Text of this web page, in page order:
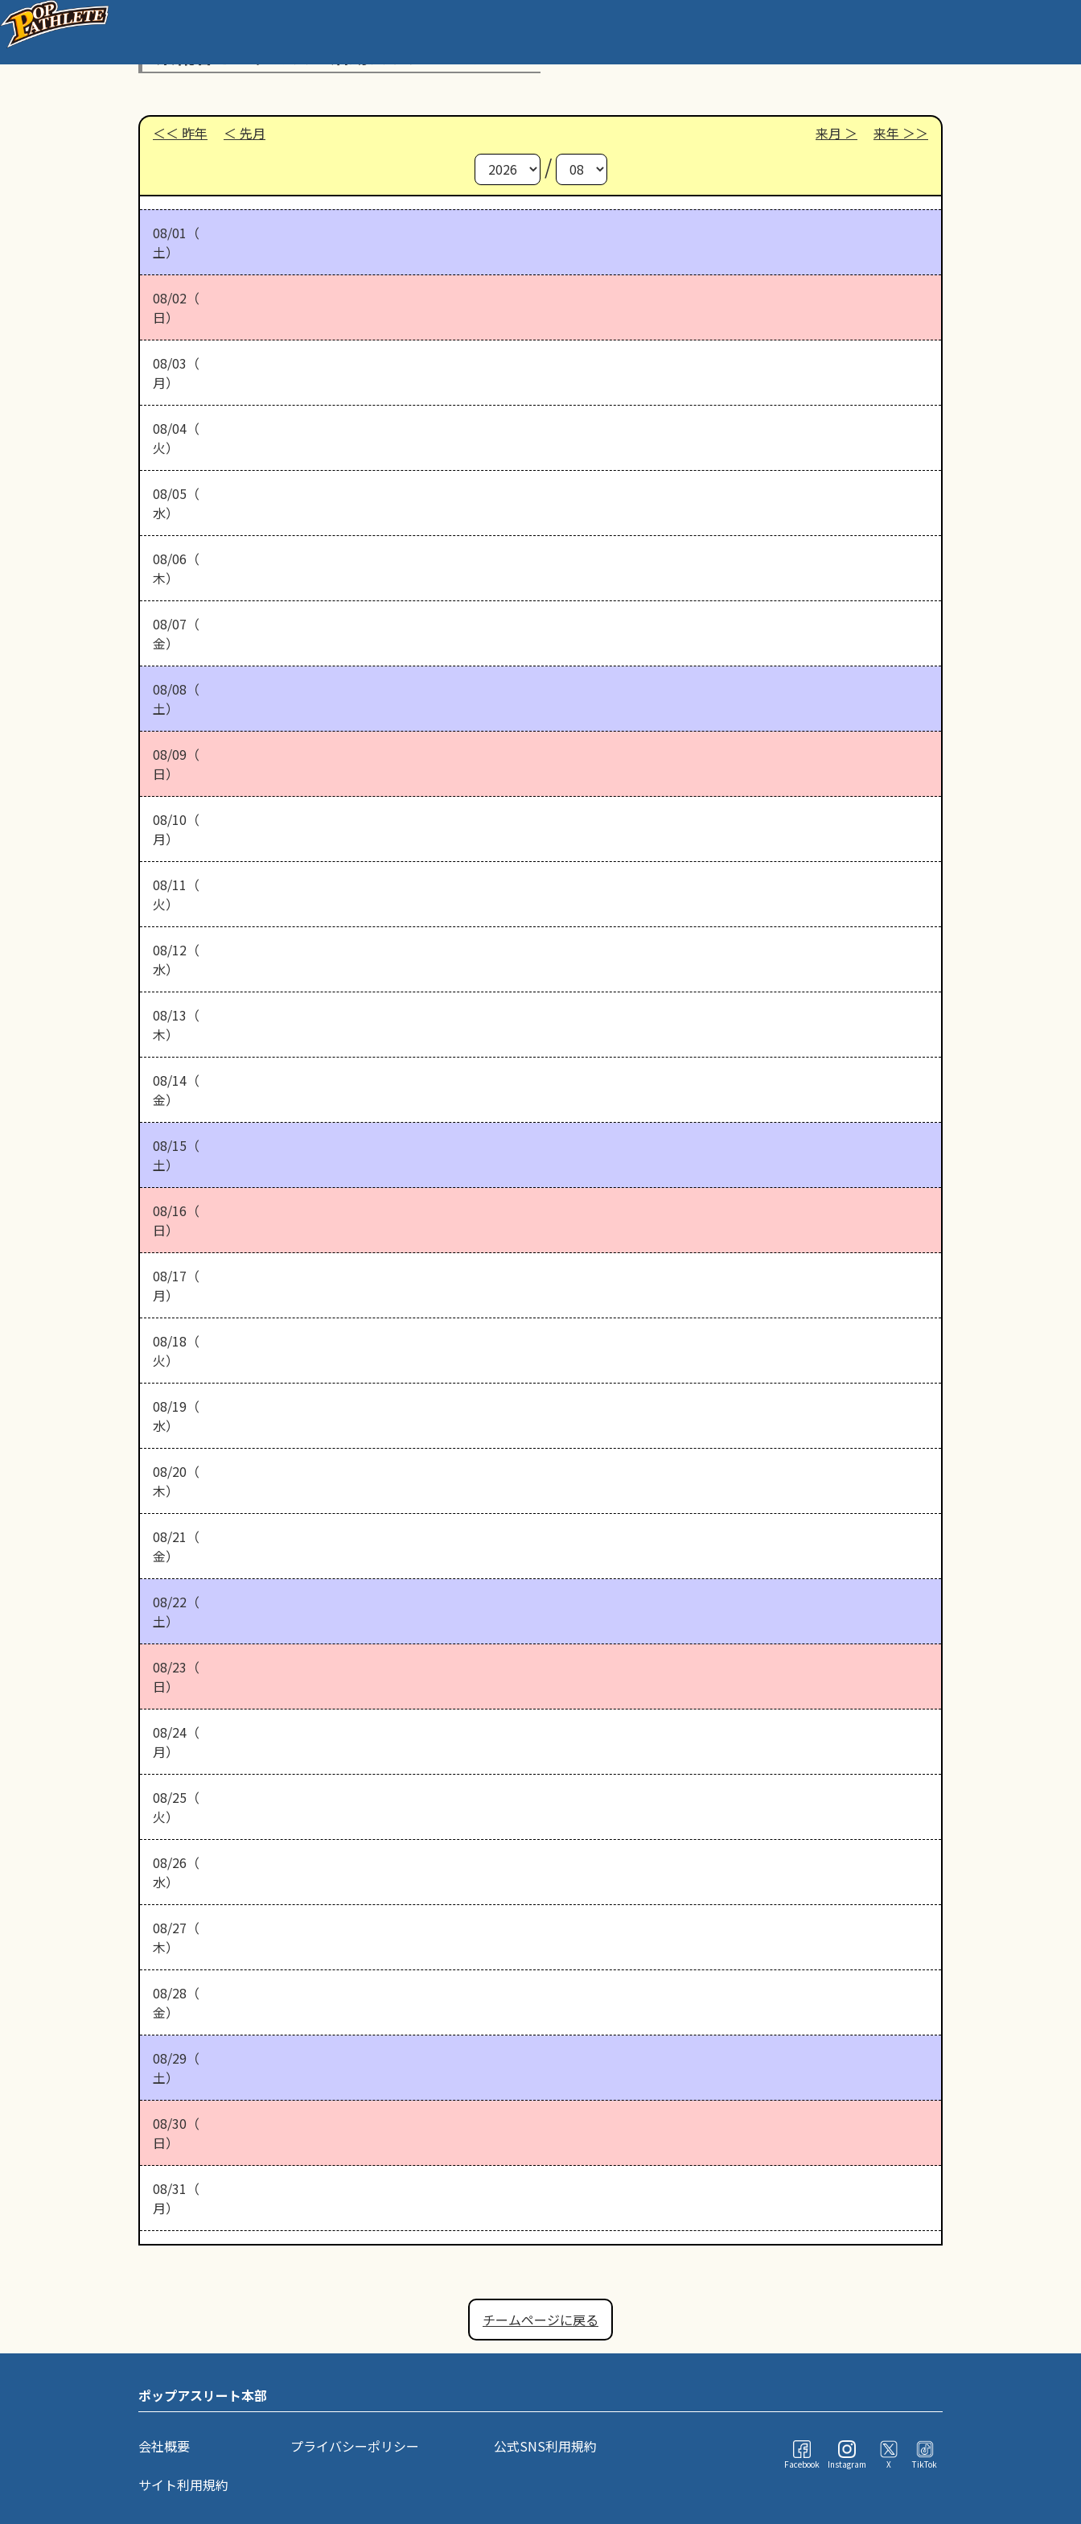
昨年 先月 来月 来年
/
08/01（
土）
08/02（
日）
08/03（
月）
08/04（
火）
08/05（
水）
08/06（
木）
08/07（
金）
08/08（
土）
08/09（
日）
08/10（
月）
08/11（
火）
08/12（
水）
08/13（
木）
08/14（
金）
08/15（
土）
08/16（
日）
08/17（
月）
08/18（
火）
08/19（
水）
08/20（
木）
08/21（
金）
08/22（
土）
08/23（
日）
08/24（
月）
08/25（
火）
08/26（
水）
08/27（
木）
08/28（
金）
08/29（
土）
08/30（
日）
08/31（
月）
チームページに戻る
ポップアスリート本部
会社概要 プライバシーポリシー
公式SNS利用規約
サイト利用規約
Facebook Instagram X TikTok